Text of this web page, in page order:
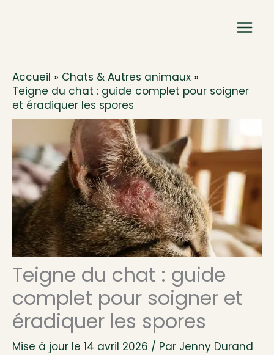
Accueil
Chats & Autres animaux
Teigne du chat : guide complet pour soigner
et éradiquer les spores
Teigne du chat : guide
complet pour soigner et
éradiquer les spores
Mise à jour le 14 avril 2026 / Par Jenny Durand